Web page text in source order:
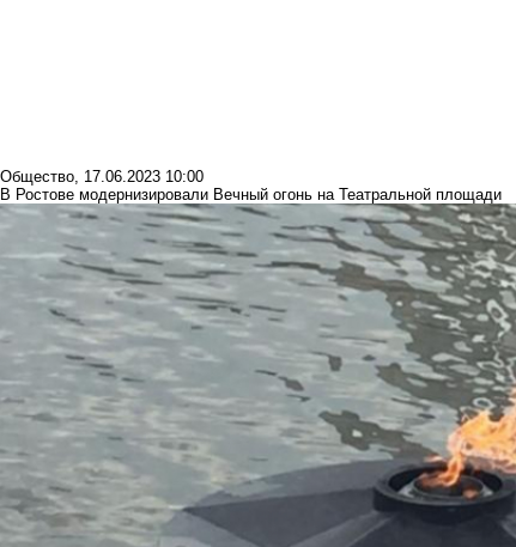
Общество, 17.06.2023 10:00
В Ростове модернизировали Вечный огонь на Театральной площади